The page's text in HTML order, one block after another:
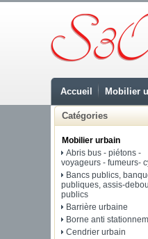
Accueil Mobilier
Catégories
Mobilier urbain
Abris bus - piétons -
voyageurs - fumeurs-
Bancs publics,
publiques, assis-
publics
Barrière urbaine
Borne anti
Cendrier urbain